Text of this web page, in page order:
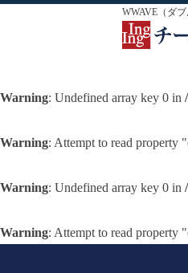
WWAVE（ダ
Warning: Undefined array key 0 in
Warning: Attempt to read property
Warning: Undefined array key 0 in
Warning: Attempt to read property